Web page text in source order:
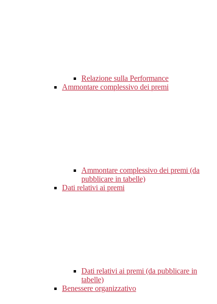
Relazione sulla Performance
Ammontare complessivo dei premi
Ammontare complessivo dei premi (da
pubblicare in tabelle)
Dati relativi ai premi
Dati relativi ai premi (da pubblicare in
tabelle)
Benessere organizzativo